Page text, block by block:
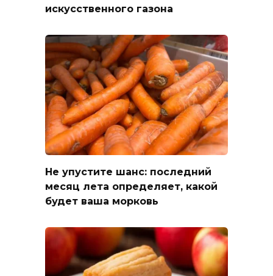
искусственного газона
Не упустите шанс: последний
месяц лета определяет, какой
будет ваша морковь